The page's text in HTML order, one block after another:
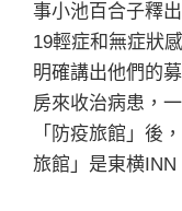
事小池百合子釋
19輕症和無症狀
明確講出他們的
房來收治病患，
「防疫旅館」後
旅館」是東横INN